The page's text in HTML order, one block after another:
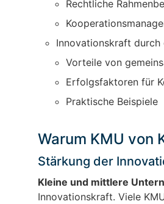
Rechtliche
Innovationskraft durch
Vorteile von
Erfolgsfaktoren für
Praktische Beispiele
Warum KMU von
Stärkung der
Kleine und mittlere
Innovationskraft. Viele